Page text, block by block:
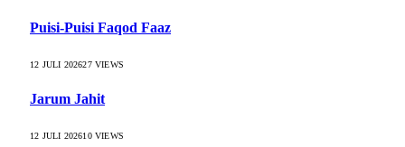
Puisi-Puisi Faqod Faaz
12 JULI 202627VIEWS
Jarum Jahit
12 JULI 202610VIEWS